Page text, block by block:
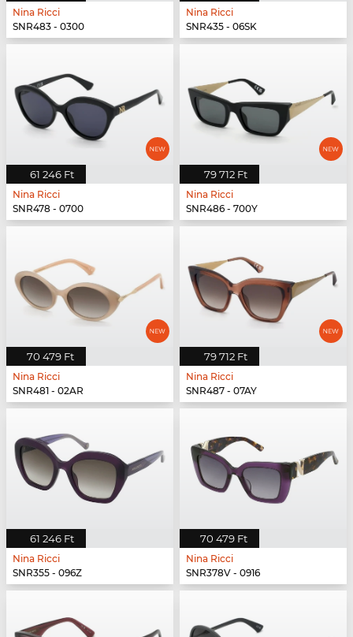
Nina Ricci
SNR483 - 0300
Nina Ricci
SNR435 - 06SK
61 246 Ft
Nina Ricci
SNR478 - 0700
79 712 Ft
Nina Ricci
SNR486 - 700Y
70 479 Ft
Nina Ricci
SNR481 - 02AR
79 712 Ft
Nina Ricci
SNR487 - 07AY
61 246 Ft
Nina Ricci
SNR355 - 096Z
70 479 Ft
Nina Ricci
SNR378V - 0916